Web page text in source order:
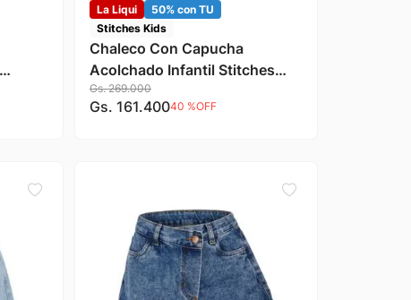
La Liqui
50% con TU
Stitches Kids
Chaleco Con Capucha
Acolchado Infantil Stitches
Kids
Gs. 269.000
Gs. 161.40040 %OFF